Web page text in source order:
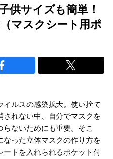
供サイズも簡単！
マスクシート用ポ
ルスの感染拡大。使い捨て
されない中、自分でマスクを
ないためにも重要。そこ
なった立体マスクの作り方を
ートを入れられるポケット付